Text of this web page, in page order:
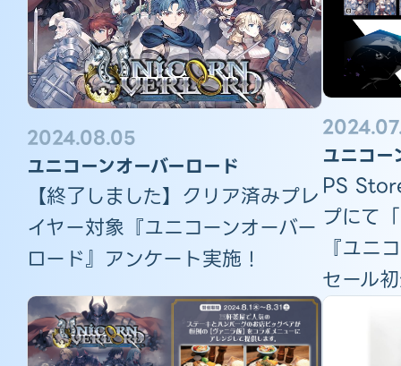
2024.08.05
ユニコーンオーバーロード
【終了しました】クリア済みプレ
イヤー対象『ユニコーンオーバー
ロード』アンケート実施！
ユニコー
PS
プにて
『ユニ
セール